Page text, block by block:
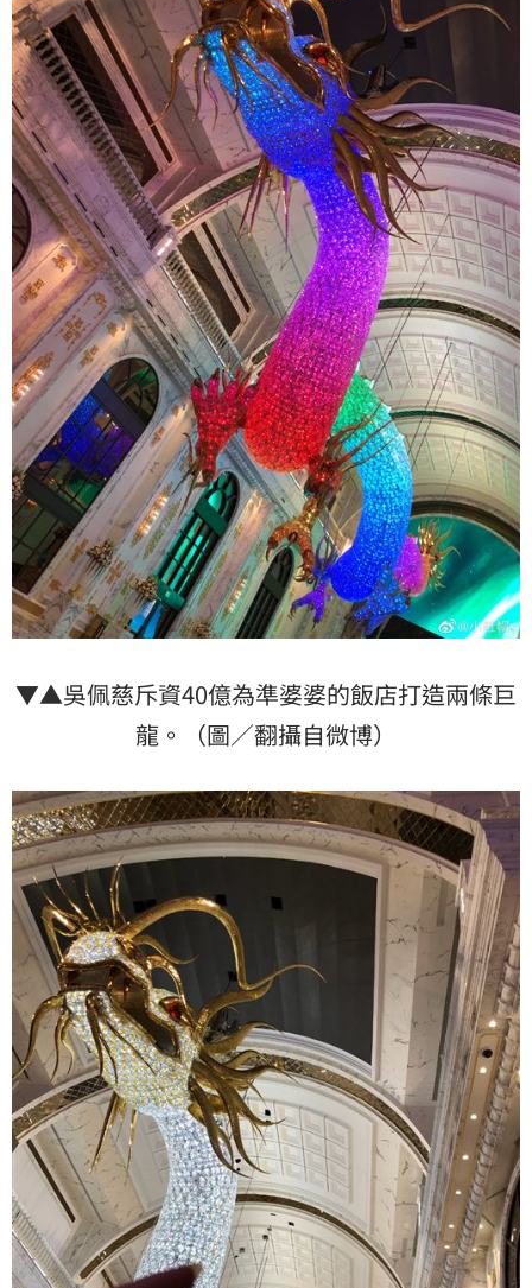
▼▲吳佩慈斥資40億為準婆婆的飯店打造兩條巨
龍。（圖／翻攝自微博）